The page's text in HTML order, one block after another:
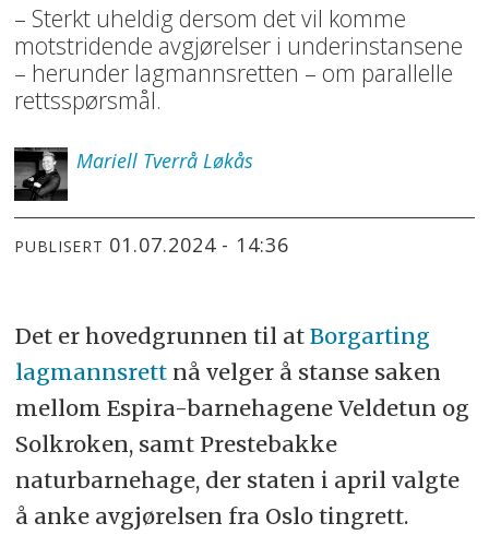
– Sterkt uheldig dersom det vil komme
motstridende avgjørelser i underinstansene
– herunder lagmannsretten – om parallelle
rettsspørsmål.
Mariell Tverrå Løkås
PUBLISERT 01.07.2024 - 14:36
Det er hovedgrunnen til at Borgarting
lagmannsrettnå velger å stanse saken
mellom Espira-barnehagene Veldetun og
Solkroken, samt Prestebakke
naturbarnehage, der staten i april valgte
å anke avgjørelsen fra Oslo tingrett.